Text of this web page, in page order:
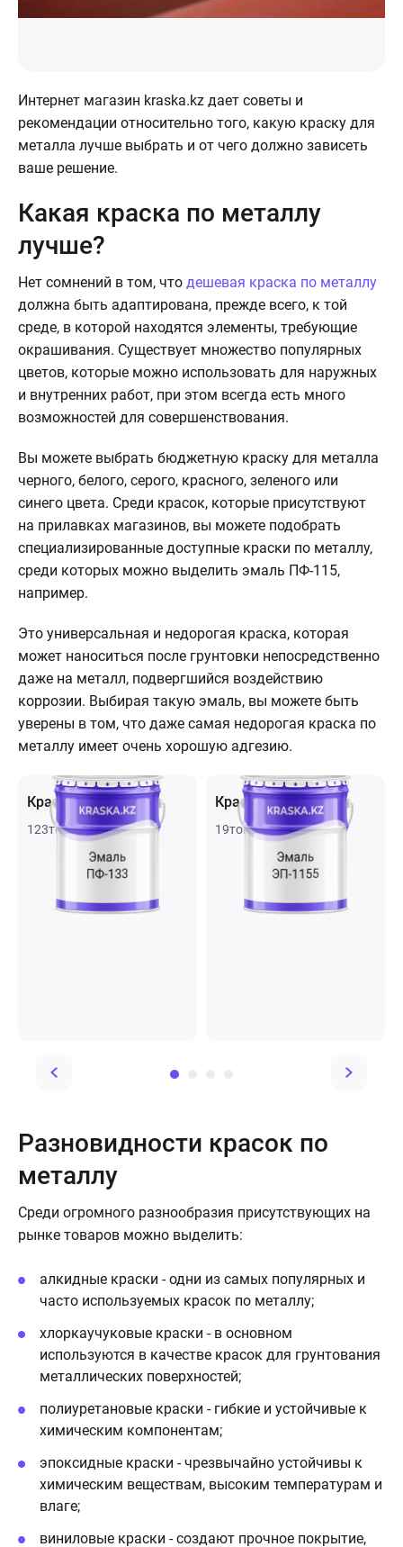
Интернет магазин kraska.kz дает советы и
рекомендации относительно того, какую краску для
металла лучше выбрать и от чего должно зависеть
ваше решение.
Какая краска по металлу
лучше?
Нет сомнений в том, что дешевая краска по металлу
должна быть адаптирована, прежде всего, к той
среде, в которой находятся элементы, требующие
окрашивания. Существует множество популярных
цветов, которые можно использовать для наружных
и внутренних работ, при этом всегда есть много
возможностей для совершенствования.
Вы можете выбрать бюджетную краску для металла
черного, белого, серого, красного, зеленого или
синего цвета. Среди красок, которые присутствуют
на прилавках магазинов, вы можете подобрать
специализированные доступные краски по металлу,
среди которых можно выделить эмаль ПФ-115,
например.
Это универсальная и недорогая краска, которая
может наноситься после грунтовки непосредственно
даже на металл, подвергшийся воздействию
коррозии. Выбирая такую ​​эмаль, вы можете быть
уверены в том, что даже самая недорогая краска по
металлу имеет очень хорошую адгезию.
Краски, эмали
123товара
Краска эмаль ЭП
19товаров
Разновидности красок по
металлу
Среди огромного разнообразия присутствующих на
рынке товаров можно выделить:
алкидные краски - одни из самых популярных и
часто используемых красок по металлу;
хлоркаучуковые краски - в основном
используются в качестве красок для грунтования
металлических поверхностей;
полиуретановые краски - гибкие и устойчивые к
химическим компонентам;
эпоксидные краски - чрезвычайно устойчивы к
химическим веществам, высоким температурам и
влаге;
виниловые краски - создают прочное покрытие,